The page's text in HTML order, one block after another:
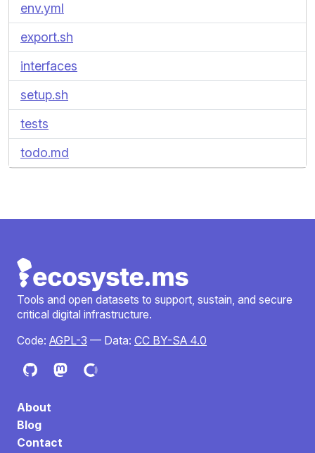
env.yml
export.sh
interfaces
setup.sh
tests
todo.md
Tools and open datasets to support, sustain, and secure
critical digital infrastructure.
Code: AGPL-3 — Data: CC BY-SA 4.0
About
Blog
Contact